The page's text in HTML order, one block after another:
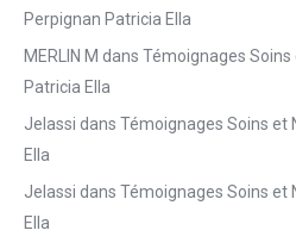
Perpignan Patricia Ella
MERLIN M dans Témoignages
Patricia Ella
Jelassi dans Témoignages Soins et
Ella
Jelassi dans Témoignages Soins et
Ella